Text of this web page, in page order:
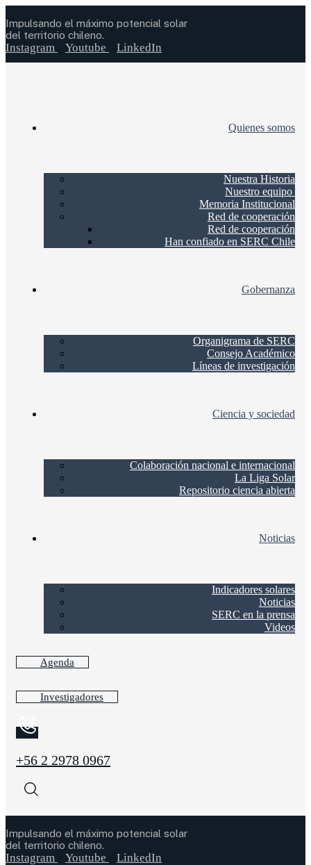
Impulsando el máximo potencial solar
del territorio chileno.
Instagram Youtube LinkedIn
Quienes somos
Nuestra Historia
Nuestro equipo
Memoria Institucional
Red de cooperación
Red de cooperación
Han confiado en SERC Chile
Gobernanza
Organigrama de SERC
Consejo Académico
Líneas de investigación
Ciencia y sociedad
Colaboración nacional e internacional
La Liga Solar
Repositorio ciencia abierta
Noticias
Indicadores solares
Noticias
SERC en la prensa
Videos
Agenda
Investigadores
+56 2 2978 0967
Impulsando el máximo potencial solar
del territorio chileno.
Instagram Youtube LinkedIn